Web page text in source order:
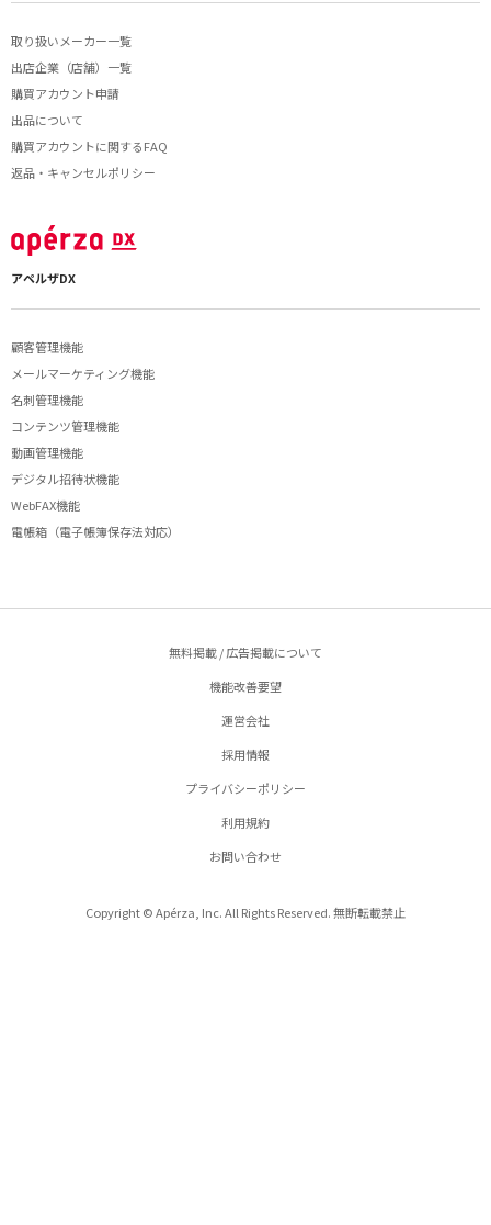
取り扱いメーカー一覧
出店企業（店舗）一覧
購買アカウント申請
出品について
購買アカウントに関するFAQ
返品・キャンセルポリシー
アペルザDX
顧客管理機能
メールマーケティング機能
名刺管理機能
コンテンツ管理機能
動画管理機能
デジタル招待状機能
WebFAX機能
電帳箱（電子帳簿保存法対応）
無料掲載 / 広告掲載について
機能改善要望
運営会社
採用情報
プライバシーポリシー
利用規約
お問い合わせ
Copyright © Apérza, Inc. All Rights Reserved. 無断転載禁止